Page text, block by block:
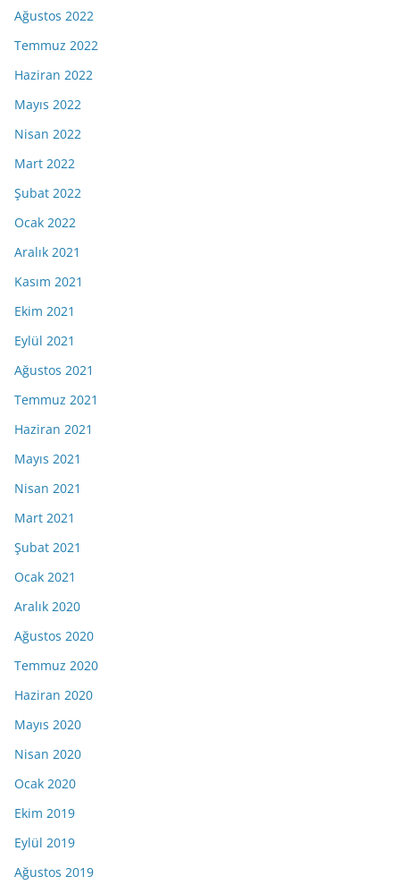
Ağustos 2022
Temmuz 2022
Haziran 2022
Mayıs 2022
Nisan 2022
Mart 2022
Şubat 2022
Ocak 2022
Aralık 2021
Kasım 2021
Ekim 2021
Eylül 2021
Ağustos 2021
Temmuz 2021
Haziran 2021
Mayıs 2021
Nisan 2021
Mart 2021
Şubat 2021
Ocak 2021
Aralık 2020
Ağustos 2020
Temmuz 2020
Haziran 2020
Mayıs 2020
Nisan 2020
Ocak 2020
Ekim 2019
Eylül 2019
Ağustos 2019